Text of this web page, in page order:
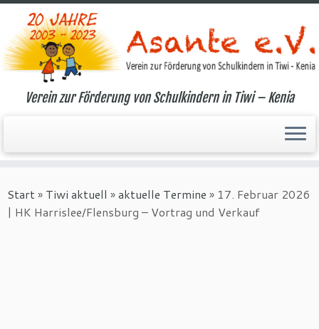
Inhalt
springen
Verein zur Förderung von Schulkindern in Tiwi – Kenia
Start» Tiwi aktuell »aktuelle Termine » 17. Februar 2026
| HK Harrislee/Flensburg – Vortrag und Verkauf